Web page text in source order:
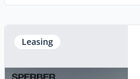
Leasing